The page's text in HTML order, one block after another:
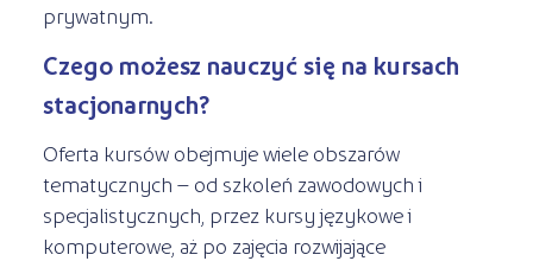
prywatnym.
Czego możesz nauczyć się na kursach
stacjonarnych?
Oferta kursów obejmuje wiele obszarów
tematycznych – od szkoleń zawodowych i
specjalistycznych, przez kursy językowe i
komputerowe, aż po zajęcia rozwijające